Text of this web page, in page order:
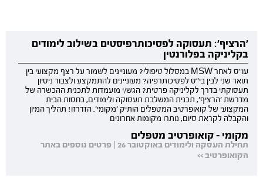
'הרציף': תעסוקה לפסיכותרפיסטים בשילוב לימודים
בקליניקה בפלורנטין
עו"ס לאחר MSW במסלול טיפולי? מעוניינים לשמור על רצף מקצועי בין
תואר שני לבין בי"ס לפסיכותרפיה? מעוניינים להתמקצע ולצבור ניסיון
תעסוקתי בדרך לקליניקה פרטית? הגש/י מועמדות לתכנית ההכשרה של
מדרשת 'הרציף', תכנית המשלבת תעסוקה ולימודים, בחסות הבית
המקצועי של קואופרטיב המטפלים הותיק 'מקומי'. הזדרזו! תהליך המיון
והקבלה לקראת סיום, נותרו מקומות אחרונים
מקומי - קואופרטיב מטפלים
תחילת העסקה ולימודים באוקטובר 26 | פרטים נוספים באתר
הקואופרטיב >>